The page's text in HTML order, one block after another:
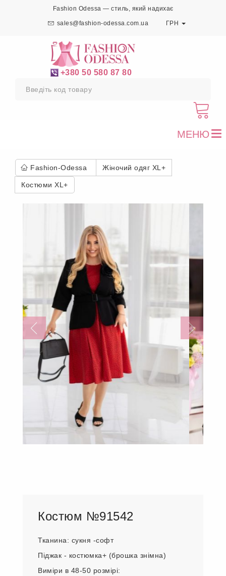
Fashion Odessa — стиль, який надихає
sales@fashion-odessa.com.ua ГРН
+380 50 580 87 80
МЕНЮ
Fashion-Odessa Жіночий одяг XL+
Костюми XL+
Костюм №91542
Тканина: сукня -софт
Піджак - костюмка+ (брошка знімна)
Виміри в 48-50 розмірі: